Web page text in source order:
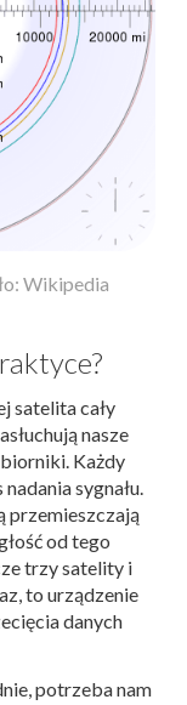
Wikipedia
satelita cały
nasze
Każdy
sygnału.
przemieszczają
od tego
trzy satelity i
to urządzenie
danych
potrzeba nam